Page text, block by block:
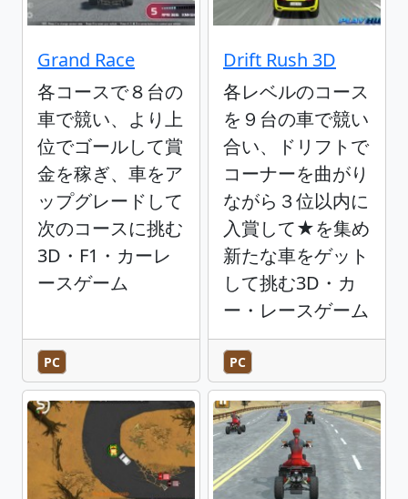
Grand Race
各コースで８台の
車で競い、より上
位でゴールして賞
金を稼ぎ、車をア
ップグレードして
次のコースに挑む
3D・F1・カーレ
ースゲーム
PC
Drift Rush 3D
各レベルのコース
を９台の車で競い
合い、ドリフトで
コーナーを曲がり
ながら３位以内に
入賞して★を集め
新たな車をゲット
して挑む3D・カ
ー・レースゲーム
PC